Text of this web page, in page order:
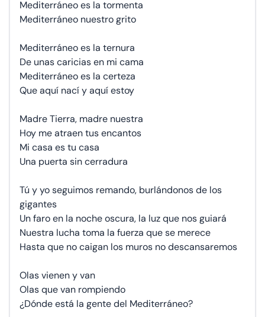
Mediterráneo es la tormenta
Mediterráneo nuestro grito
Mediterráneo es la ternura
De unas caricias en mi cama
Mediterráneo es la certeza
Que aquí nací y aquí estoy
Madre Tierra, madre nuestra
Hoy me atraen tus encantos
Mi casa es tu casa
Una puerta sin cerradura
Tú y yo seguimos remando, burlándonos de los
gigantes
Un faro en la noche oscura, la luz que nos guiará
Nuestra lucha toma la fuerza que se merece
Hasta que no caigan los muros no descansaremos
Olas vienen y van
Olas que van rompiendo
¿Dónde está la gente del Mediterráneo?